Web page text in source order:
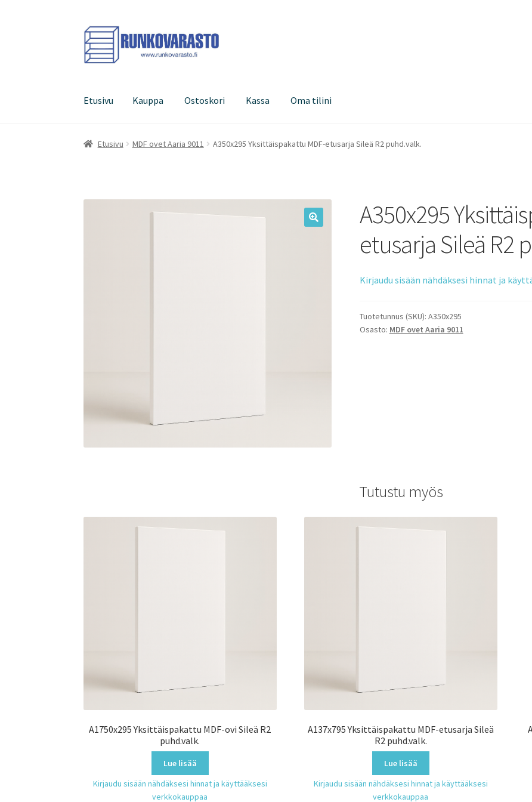
Siirry
navigointiin
Siirry
sisältöön
Etusivu Kauppa Ostoskori Kassa Oma tilini
Etusivu KauppaOstoskori Kassa Oma tilini
Etusivu MDF ovet Aaria 9011 A350x295 Yksittäispakattu MDF-etusarja Sileä R2 puhd.valk.
A350x295
etusarja Sileä R2
Kirjaudu sisään nähdäksesi hinnat ja
Tuotetunnus (SKU): A350x295
Osasto: MDF ovet Aaria 9011
Tutustu myös
A1750x295 Yksittäispakattu MDF-ovi Sileä R2
puhd.valk.
Lue lisää
Kirjaudu sisään nähdäksesi hinnat ja käyttääksesi
verkkokauppaa
A137x795 Yksittäispakattu MDF-etusarja Sileä
R2 puhd.valk.
Lue lisää
Kirjaudu sisään nähdäksesi hinnat ja käyttääksesi
verkkokauppaa